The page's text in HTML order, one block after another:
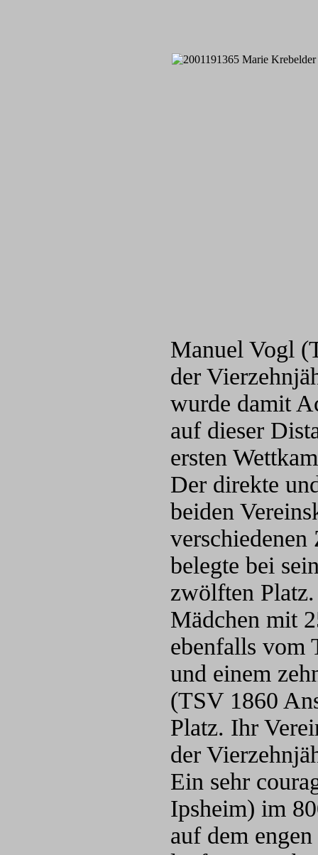
Manuel Vogl
der
wurde damit
auf dieser
ersten
Der direkte
beiden
belegte bei
zwölften
Mädchen mit
ebenfalls vom
und einem
(TSV 1860
Platz. Ihr
der
Ein sehr
Ipsheim) im
auf dem